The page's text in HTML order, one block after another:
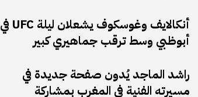
أنكالايف وغوسكوف يشعلان ليلة UFC في
أبوظبي وسط ترقب جماهيري كبير
راشد الماجد يُدون صفحة جديدة في
مسيرته الفنية في المغرب بمشاركة